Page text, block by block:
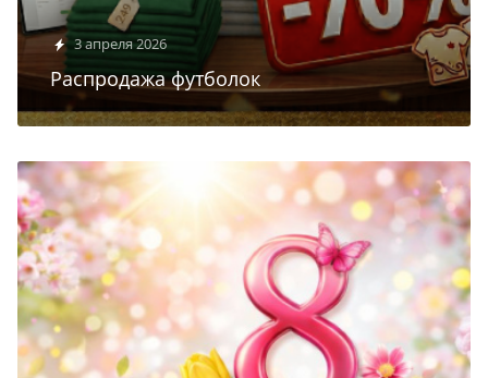
3 апреля 2026
Распродажа футболок